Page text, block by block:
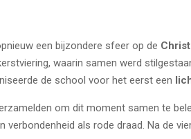
een bijzondere sfeer op de
waarin samen werd
de school voor het eerst een
om dit moment samen te
als rode draad. Na de